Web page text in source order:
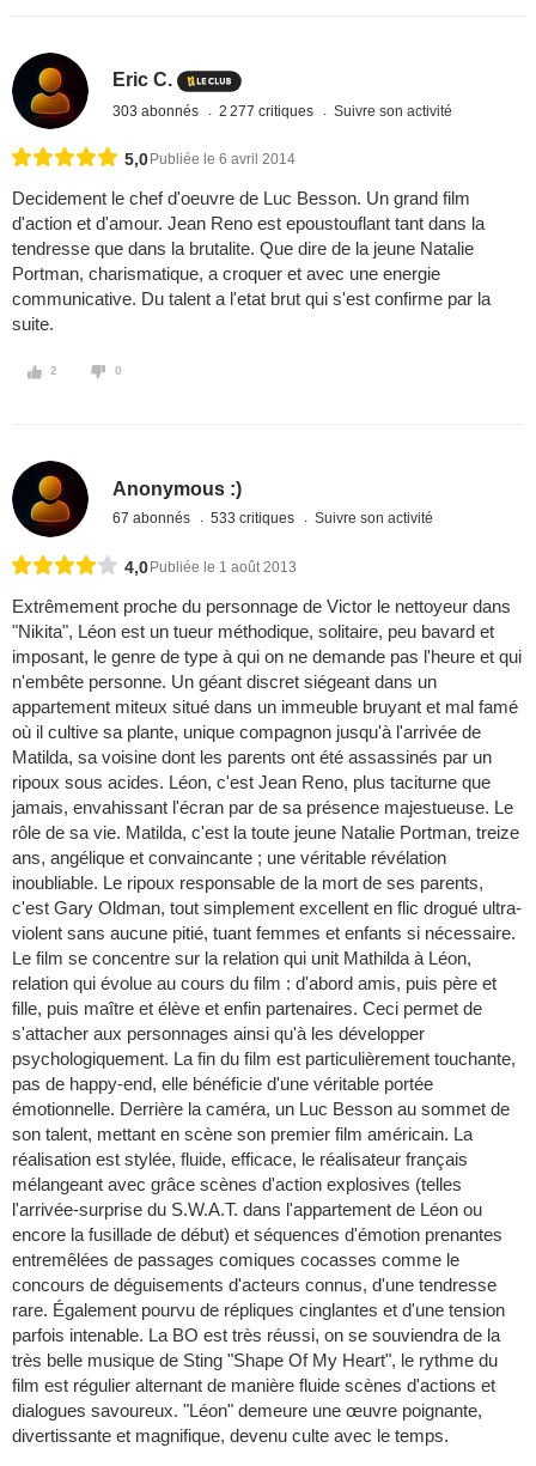
Eric C.
303 abonnés 2 277 critiques Suivre son activité
5,0 Publiée le 6 avril 2014
Decidement le chef d'oeuvre de Luc Besson. Un grand film
d'action et d'amour. Jean Reno est epoustouflant tant dans la
tendresse que dans la brutalite. Que dire de la jeune Natalie
Portman, charismatique, a croquer et avec une energie
communicative. Du talent a l'etat brut qui s'est confirme par la
suite.
2 0
Anonymous :)
67 abonnés 533 critiques Suivre son activité
4,0 Publiée le 1 août 2013
Extrêmement proche du personnage de Victor le nettoyeur dans
"Nikita", Léon est un tueur méthodique, solitaire, peu bavard et
imposant, le genre de type à qui on ne demande pas l'heure et qui
n'embête personne. Un géant discret siégeant dans un
appartement miteux situé dans un immeuble bruyant et mal famé
où il cultive sa plante, unique compagnon jusqu'à l'arrivée de
Matilda, sa voisine dont les parents ont été assassinés par un
ripoux sous acides. Léon, c'est Jean Reno, plus taciturne que
jamais, envahissant l'écran par de sa présence majestueuse. Le
rôle de sa vie. Matilda, c'est la toute jeune Natalie Portman, treize
ans, angélique et convaincante ; une véritable révélation
inoubliable. Le ripoux responsable de la mort de ses parents,
c'est Gary Oldman, tout simplement excellent en flic drogué ultra-
violent sans aucune pitié, tuant femmes et enfants si nécessaire.
Le film se concentre sur la relation qui unit Mathilda à Léon,
relation qui évolue au cours du film : d'abord amis, puis père et
fille, puis maître et élève et enfin partenaires. Ceci permet de
s'attacher aux personnages ainsi qu'à les développer
psychologiquement. La fin du film est particulièrement touchante,
pas de happy-end, elle bénéficie d'une véritable portée
émotionnelle. Derrière la caméra, un Luc Besson au sommet de
son talent, mettant en scène son premier film américain. La
réalisation est stylée, fluide, efficace, le réalisateur français
mélangeant avec grâce scènes d'action explosives (telles
l'arrivée-surprise du S.W.A.T. dans l'appartement de Léon ou
encore la fusillade de début) et séquences d'émotion prenantes
entremêlées de passages comiques cocasses comme le
concours de déguisements d'acteurs connus, d'une tendresse
rare. Également pourvu de répliques cinglantes et d'une tension
parfois intenable. La BO est très réussi, on se souviendra de la
très belle musique de Sting "Shape Of My Heart", le rythme du
film est régulier alternant de manière fluide scènes d'actions et
dialogues savoureux. "Léon" demeure une œuvre poignante,
divertissante et magnifique, devenu culte avec le temps.